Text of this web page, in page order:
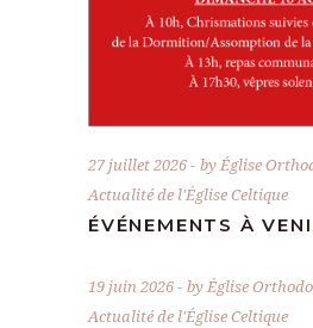
27 juillet 2026 byÉglise
Actualité de l'Église Celtique
ÉVÉNEMENTS À
19 juin 2026 byÉglise
Actualité de l'Église Celtique